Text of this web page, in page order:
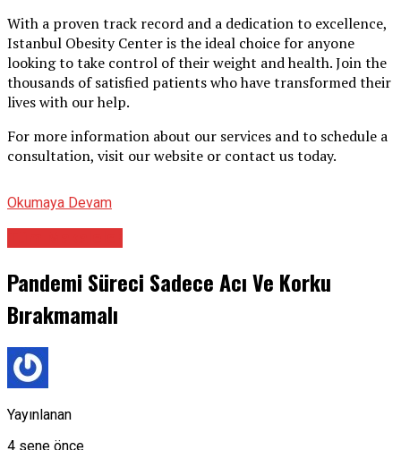
With a proven track record and a dedication to excellence,
Istanbul Obesity Center is the ideal choice for anyone
looking to take control of their weight and health. Join the
thousands of satisfied patients who have transformed their
lives with our help.
For more information about our services and to schedule a
consultation, visit our website or contact us today.
Okumaya Devam
Pandemi Süreci Sadece Acı Ve Korku
Bırakmamalı
Yayınlanan
4 sene önce